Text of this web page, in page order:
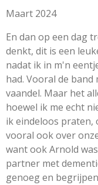
Maart 2024
En dan op een dag
denkt, dit is een
nadat ik in m'n
had. Vooral de
vaandel. Maar het
hoewel ik me echt
ik eindeloos praten,
vooral ook over
want ook Arnold
partner met
genoeg en